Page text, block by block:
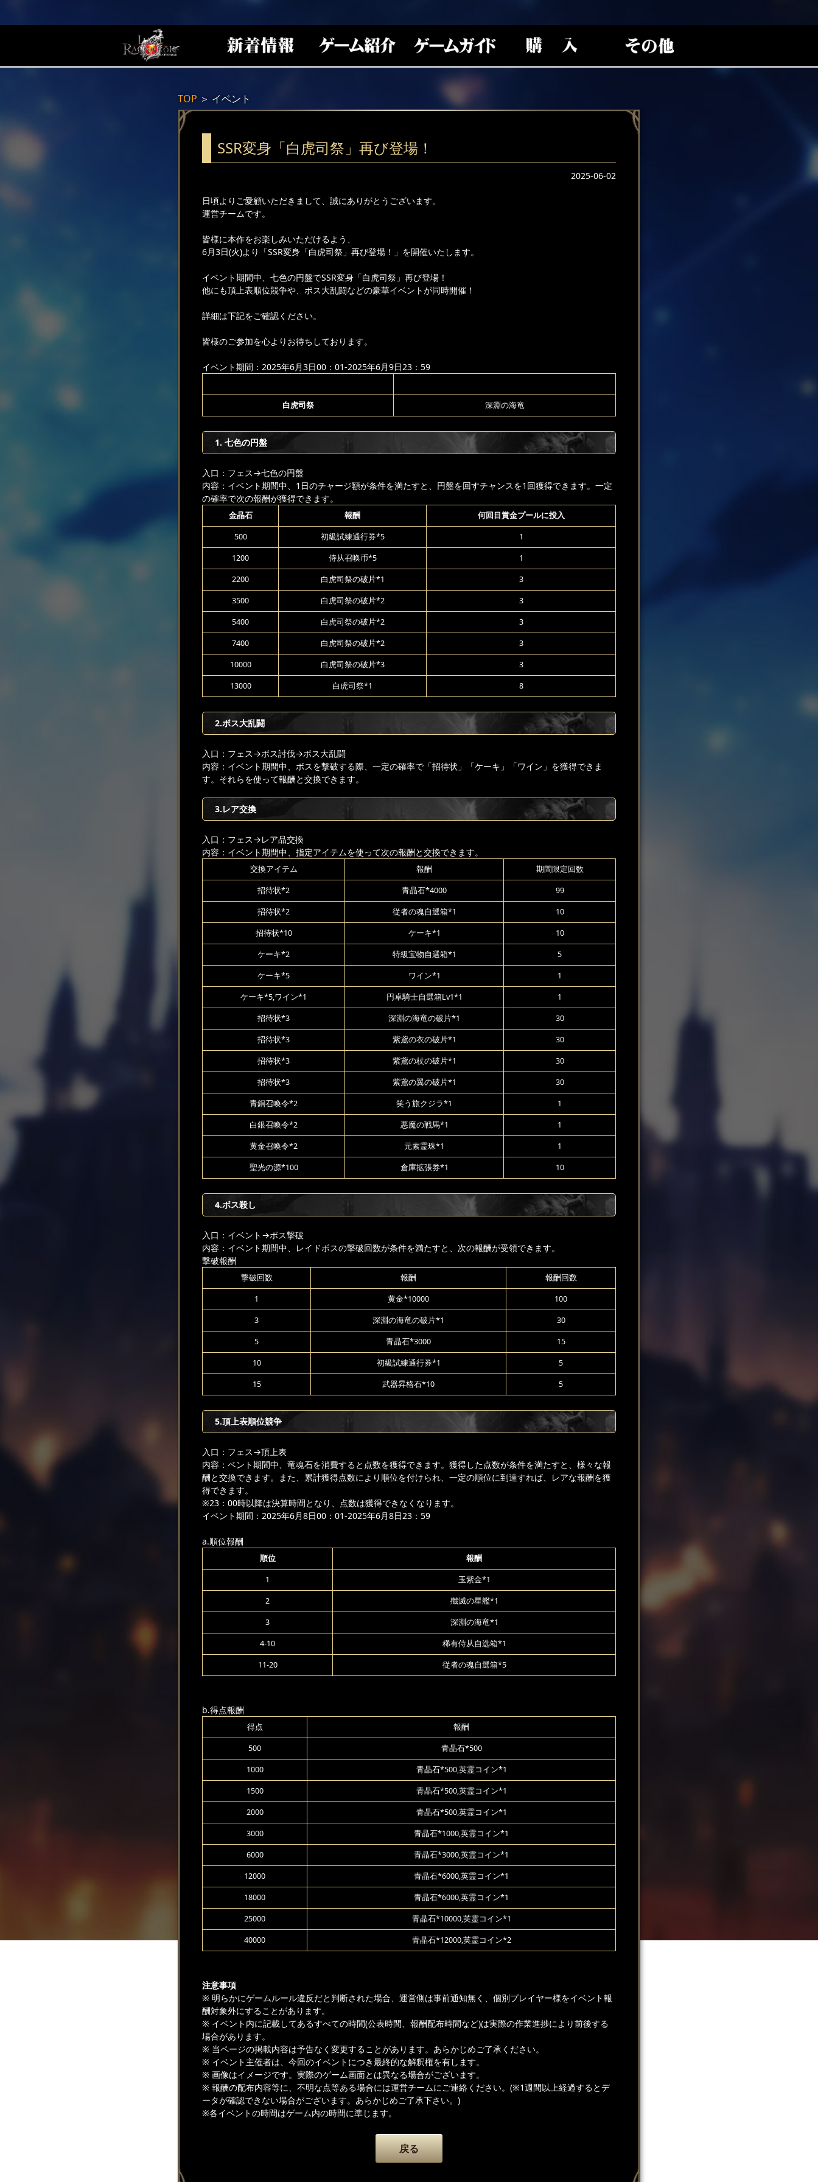
TOP ＞ イベント
SSR変身「白虎司祭」再び登場！
2025-06-02
日頃よりご愛顧いただきまして、誠にありがとうございます。
運営チームです。
皆様に本作をお楽しみいただけるよう、
6月3日(火)より「SSR変身「白虎司祭」再び登場！」を開催いたします。
イベント期間中、七色の円盤でSSR変身「白虎司祭」再び登場！
他にも頂上表順位競争や、ボス大乱闘などの豪華イベントが同時開催！
詳細は下記をご確認ください。
皆様のご参加を心よりお待ちしております。
イベント期間：2025年6月3日00：01-2025年6月9日23：59
白虎司祭 深淵の海竜
1. 七色の円盤
入口：フェス→七色の円盤
内容：イベント期間中、1日のチャージ額が条件を満たすと、円盤を回すチャンスを1回獲得できます。一定
の確率で次の報酬が獲得できます。
金晶石 報酬 何回目賞金プールに投入
500 初級試練通行券*5 1
1200 侍从召唤币*5 1
2200 白虎司祭の破片*1 3
3500 白虎司祭の破片*2 3
5400 白虎司祭の破片*2 3
7400 白虎司祭の破片*2 3
10000 白虎司祭の破片*3 3
13000 白虎司祭*1 8
2.ボス大乱闘
入口：フェス→ボス討伐→ボス大乱闘
内容：イベント期間中、ボスを撃破する際、一定の確率で「招待状」「ケーキ」「ワイン」を獲得できま
す。それらを使って報酬と交換できます。
3.レア交換
入口：フェス→レア品交換
内容：イベント期間中、指定アイテムを使って次の報酬と交換できます。
交換アイテム 報酬 期間限定回数
招待状*2 青晶石*4000 99
招待状*2 従者の魂自選箱*1 10
招待状*10 ケーキ*1 10
ケーキ*2 特級宝物自選箱*1 5
ケーキ*5 ワイン*1 1
ケーキ*5,ワイン*1 円卓騎士自選箱Lv1*1 1
招待状*3 深淵の海竜の破片*1 30
招待状*3 紫鳶の衣の破片*1 30
招待状*3 紫鳶の杖の破片*1 30
招待状*3 紫鳶の翼の破片*1 30
青銅召喚令*2 笑う旅クジラ*1 1
白銀召喚令*2 悪魔の戦馬*1 1
黄金召喚令*2 元素霊珠*1 1
聖光の源*100 倉庫拡張券*1 10
4.ボス殺し
入口：イベント →ボス撃破
内容：イベント期間中、レイドボスの撃破回数が条件を満たすと、次の報酬が受領できます。
撃破報酬
撃破回数 報酬 報酬回数
1 黄金*10000 100
3 深淵の海竜の破片*1 30
5 青晶石*3000 15
10 初級試練通行券*1 5
15 武器昇格石*10 5
5.頂上表順位競争
入口：フェス→頂上表
内容：ベント期間中、竜魂石を消費すると点数を獲得できます。獲得した点数が条件を満たすと、様々な報
酬と交換できます。また、累計獲得点数により順位を付けられ、一定の順位に到達すれば、レアな報酬を獲
得できます。
※23：00時以降は決算時間となり、点数は獲得できなくなります。
イベント期間：2025年6月8日00：01-2025年6月8日23：59
a.順位報酬
順位 報酬
1 玉紫金*1
2 殲滅の星艦*1
3 深淵の海竜*1
4-10 稀有侍从自选箱*1
11-20 従者の魂自選箱*5
b.得点報酬
得点 報酬
500 青晶石*500
1000 青晶石*500,英霊コイン*1
1500 青晶石*500,英霊コイン*1
2000 青晶石*500,英霊コイン*1
3000 青晶石*1000,英霊コイン*1
6000 青晶石*3000,英霊コイン*1
12000 青晶石*6000,英霊コイン*1
18000 青晶石*6000,英霊コイン*1
25000 青晶石*10000,英霊コイン*1
40000 青晶石*12000,英霊コイン*2
注意事項
※ 明らかにゲームルール違反だと判断された場合、運営側は事前通知無く、個別プレイヤー様をイベント報
酬対象外にすることがあります。
※ イベント内に記載してあるすべての時間(公表時間、報酬配布時間など)は実際の作業進捗により前後する
場合があります。
※ 当ページの掲載内容は予告なく変更することがあります。あらかじめご了承ください。
※ イベント主催者は、今回のイベントにつき最終的な解釈権を有します。
※ 画像はイメージです。実際のゲーム画面とは異なる場合がございます。
※ 報酬の配布内容等に、不明な点等ある場合には運営チームにご連絡ください。(※1週間以上経過するとデ
ータが確認できない場合がございます。あらかじめご了承下さい。)
※各イベントの時間はゲーム内の時間に準じます。
戻る